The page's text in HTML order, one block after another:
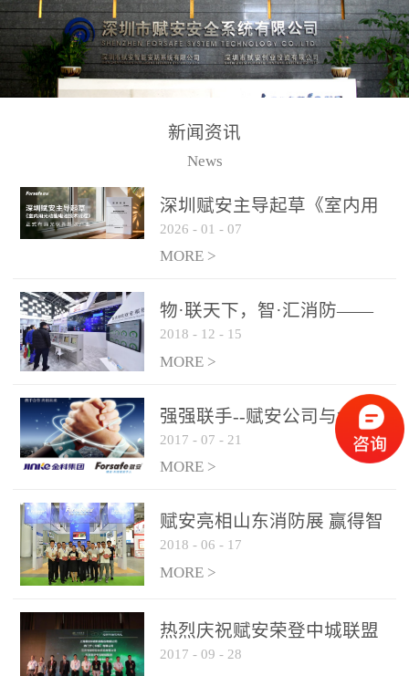
尤其是目前众多的大型影
剧院、会议展览中心、体
育馆、大型仓库和隧道空
间等，其建筑结构特殊、
火灾隐患多。一旦发生火
传统的火灾关测器无法被
及时缺发，不能及早发现
和有效扑救火火，这不仅
力和闲难，同时也将造成
巨大的经济损失和社会影
响，基至还会造成人员伤
亡。图像型火灾探测器正
是针对这种高大空间建筑
物的消防设施、设备通过
现场图像的实时获取、预
处理和特征提取分析，实
现火焰的跟踪和识别。能
更早的进行预警，达到早
报早防的效果。 系统构
成示意图： 图像型火灾
和监控端两大部分组成。
两者之间通过以太网相
路状态检测与保护技术、
后向光电感烟探测技术、
高可靠的系统抗干扰技术
等多项专利技术和专有技
警领域三十多年技术积累
和工程实践的结晶。
新闻资讯
News
深圳赋安主导起草《室内用
光动能电池技术规程》 正式
布局光伏新能源产业
2026 - 01 - 07
MORE >
物·联天下，智·汇消防——
赋安F&S 2018上海消防展圆
满落幕
2018 - 12 - 15
MORE >
强强联手--赋安公司与金科
集团达成战略合作协议
2017 - 07 - 21
MORE >
赋安亮相山东消防展 赢得智
慧消防新荣耀
2018 - 06 - 17
MORE >
热烈庆祝赋安荣登中城联盟
联合采购战略合作平台
2017 - 09 - 28